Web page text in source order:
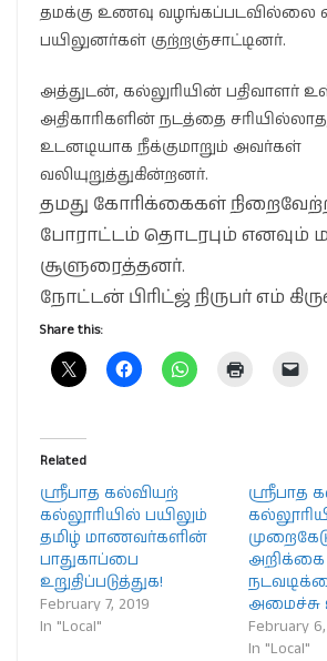
தமக்கு உணவு வழங்கப்படவில்லை
பயிலுனர்கள் குற்றஞ்சாட்டினர்.
அத்துடன், கல்லுரியின் பதிவாளர்
அதிகாரிகளின் நடத்தை
உடனடியாக நீக்குமாறும் அவர்கள்
வலியுறுத்துகின்றனர்.
தமது கோரிக்கைகள்
போராட்டம் தொடரபும்
சூளுரைத்தனர்.
நோட்டன் பிரிட்ஜ் நிருபர் எம்
Share this:
Related
ஶ்ரீபாத கல்வியற்
கல்லூரியில் பயிலும்
தமிழ் மாணவர்களின்
பாதுகாப்பை
உறுதிப்படுத்துக!
February 7, 2019
In "Local"
ஶ்ரீபாத
அறிக்கை
அமைச்சு
February
In "Local"